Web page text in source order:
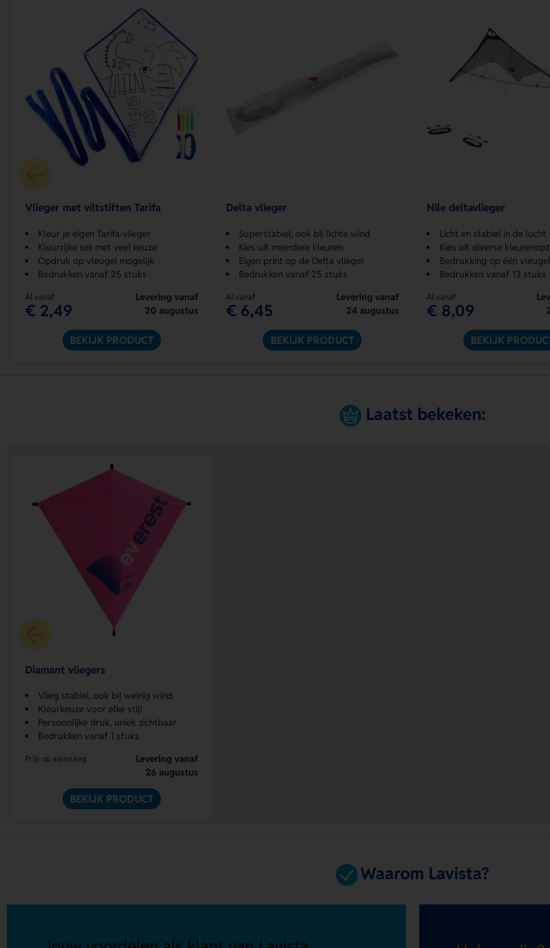
Vlieger met viltstiften Tarifa
Kleur je eigen Tarifa-vlieger
Kleurrijke set met veel keuze
Opdruk op vleugel mogelijk
Bedrukken vanaf 25 stuks
Al vanaf
€ 2,49
Levering vanaf
20 augustus
BEKIJK PRODUCT
Delta vlieger
Superstabiel, ook bij lichte wind
Kies uit meerdere kleuren
Eigen print op de Delta vlieger
Bedrukken vanaf 25 stuks
Al vanaf
€ 6,45
Levering vanaf
24 augustus
BEKIJK PRODUCT
Nile deltavlieger
Licht en stabiel in de lucht
Kies uit diverse
Bedrukking op één
Bedrukken vanaf 13 stuks
Al vanaf
€ 8,09
BEKIJK
Laatst bekeken:
Diamant vliegers
Vlieg stabiel, ook bij weinig wind
Kleurkeuze voor elke stijl
Persoonlijke druk, uniek zichtbaar
Bedrukken vanaf 1 stuks
Prijs op aanvraag
Levering vanaf
26 augustus
BEKIJK PRODUCT
Waarom Lavista?